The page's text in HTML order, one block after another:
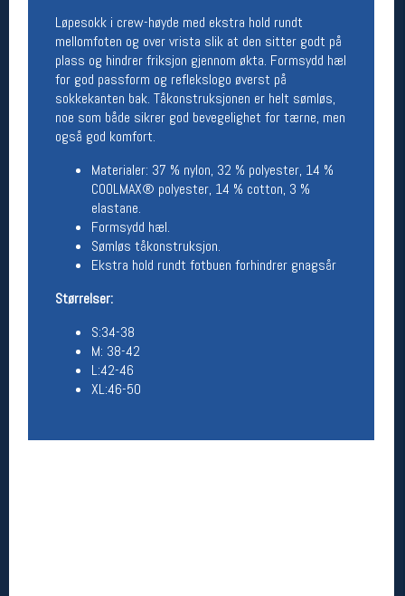
Løpesokk i crew-høyde med ekstra hold rundt
mellomfoten og over vrista slik at den sitter godt på
plass og hindrer friksjon gjennom økta. Formsydd hæl
for god passform og reflekslogo øverst på
sokkekanten bak. Tåkonstruksjonen er helt sømløs,
noe som både sikrer god bevegelighet for tærne, men
også god komfort.
Materialer: 37 % nylon, 32 % polyester, 14 %
COOLMAX® polyester, 14 % cotton, 3 %
elastane.
Formsydd hæl.
Sømløs tåkonstruksjon.
Ekstra hold rundt fotbuen forhindrer gnagsår
Størrelser:
S:34-38
M: 38-42
L:42-46
XL:46-50
Telefon: 23 32 62 00
(telefontid man-fredag klokken 10-13)
Vis i kart
Om oss
Kontakt oss
Åpningstider butikk
Man-Fredag:
11-18
Lørdag:
Magasinet
Medlemstilbud og aktiviteter
MELD DEG INN GRATIS